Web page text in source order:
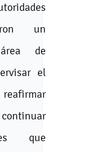
un
de
el
que